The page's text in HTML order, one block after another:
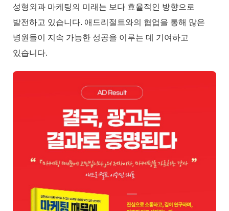
성형외과 마케팅의 미래는 보다 효율적인 방향으로
발전하고 있습니다. 애드리절트와의 협업을 통해 많은
병원들이 지속 가능한 성공을 이루는 데 기여하고
있습니다.